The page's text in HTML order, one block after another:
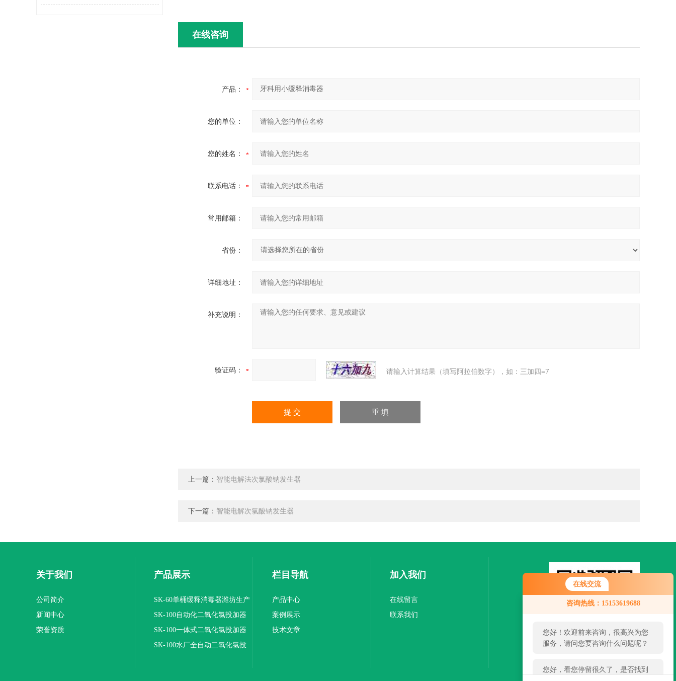
在线交流
咨询热线：15153619688
您好！欢迎前来咨询，很高兴为您
服务，请问您要咨询什么问题呢？
您好，看您停留很久了，是否找到
了需求产品，您可以直接在线与我
在线咨询
产品：
您的单位：
您的姓名：
联系电话：
常用邮箱：
省份：
详细地址：
补充说明：
验证码： 请输入计算结果（填写阿拉伯数字），如：三加四=7
上一篇： 智能电解法次氯酸钠发生器
下一篇： 智能电解次氯酸钠发生器
关于我们
公司简介
新闻中心
荣誉资质
产品展示
SK-60单桶缓释消毒器潍坊生产
SK-100自动化二氧化氯投加器
装置
SK-100一体式二氧化氯投加器
报价
SK-100水厂全自动二氧化氯投
栏目导航
产品中心
案例展示
技术文章
加入我们
在线留言
联系我们